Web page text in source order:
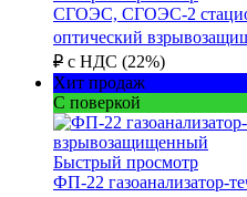
СГОЭС, СГОЭС-2
оптический
₽ с НДС (22%)
Хит продаж
С поверкой
Быстрый просмотр
ФП-22 газоанализатор-